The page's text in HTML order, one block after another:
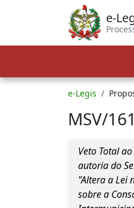
e-
e-Legis
MSV/
Veto Total
autoria do
"Altera a Lei
sobre a